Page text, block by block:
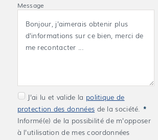
Message
J'ai lu et valide la politique de
protection des données de la société. *
Informé(e) de la possibilité de m'opposer
à l'utilisation de mes coordonnées